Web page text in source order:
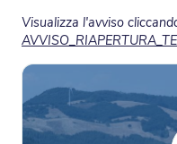
Visualizza l'avviso